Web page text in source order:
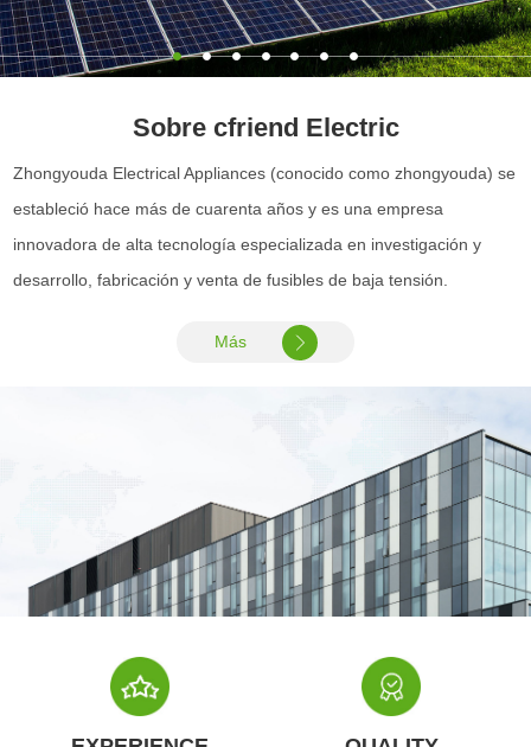
Sobre cfriend Electric
Zhongyouda Electrical Appliances (conocido como zhongyouda) se
estableció hace más de cuarenta años y es una empresa
innovadora de alta tecnología especializada en investigación y
desarrollo, fabricación y venta de fusibles de baja tensión.
Más